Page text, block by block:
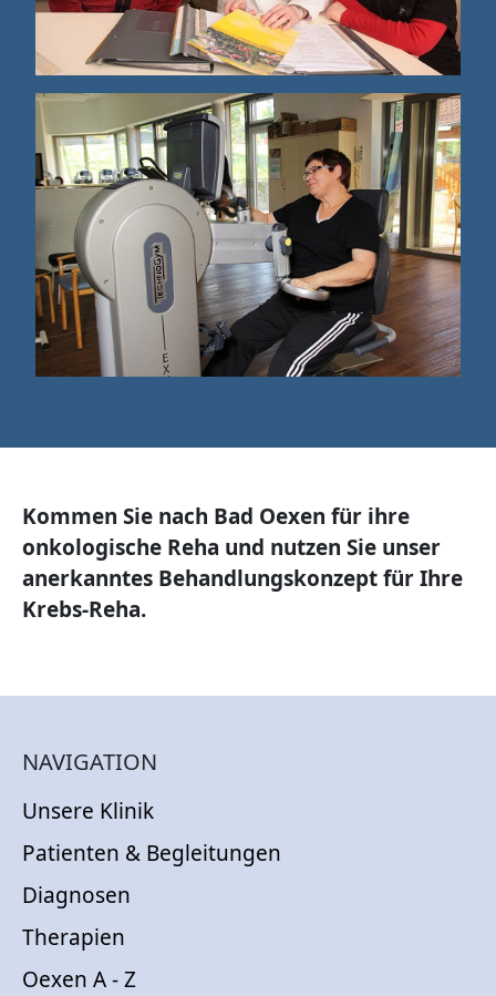
Kommen Sie nach Bad Oexen für ihre
onkologische Reha und nutzen Sie unser
anerkanntes Behandlungskonzept für Ihre
Krebs-Reha.
NAVIGATION
Unsere Klinik
Patienten & Begleitungen
Diagnosen
Therapien
Oexen A - Z